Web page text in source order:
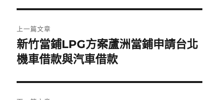
章
導
覽
上一篇文章
上
一
文
章:
新竹當鋪LPG方案蘆洲當鋪申請台北
機車借款與汽車借款